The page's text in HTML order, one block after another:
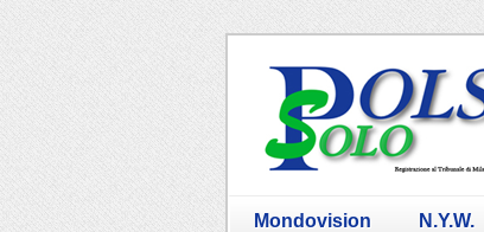
Mondovision N.Y.W.